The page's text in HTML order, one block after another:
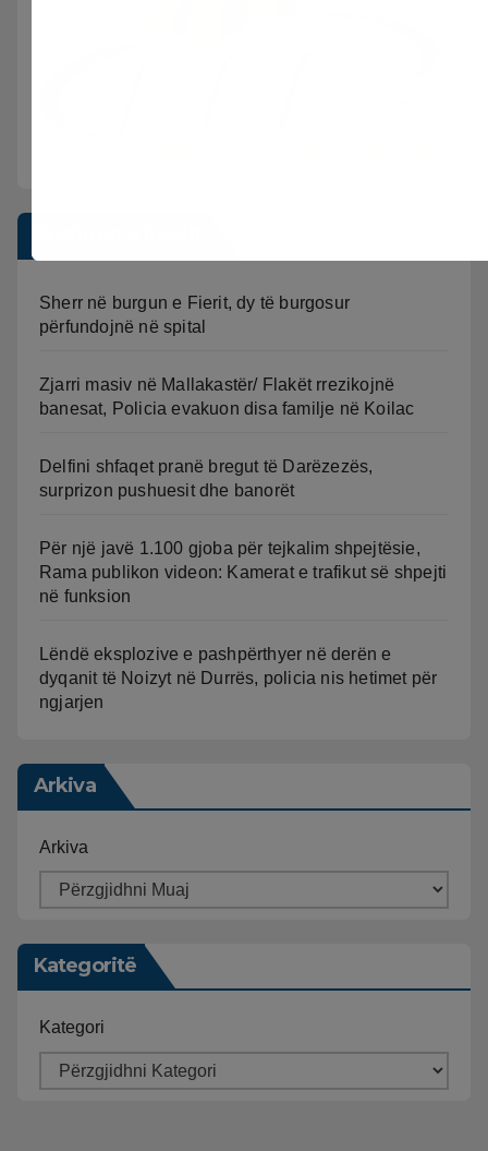
Sherr në burgun e Fierit, dy të burgosur
përfundojnë në spital
Zjarri masiv në Mallakastër/ Flakët rrezikojnë
banesat, Policia evakuon disa familje në Koilac
Delfini shfaqet pranë bregut të Darëzezës,
surprizon pushuesit dhe banorët
Për një javë 1.100 gjoba për tejkalim shpejtësie,
Rama publikon videon: Kamerat e trafikut së shpejti
në funksion
Lëndë eksplozive e pashpërthyer në derën e
dyqanit të Noizyt në Durrës, policia nis hetimet për
ngjarjen
Arkiva
Arkiva
Kategoritë
Kategori